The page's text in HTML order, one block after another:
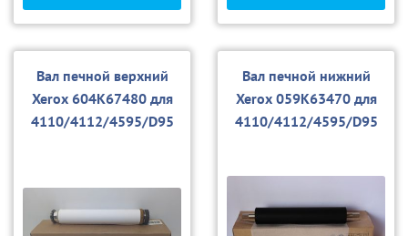
Вал печной верхний
Xerox 604K67480 для
4110/4112/4595/D95
Вал печной нижний
Xerox 059K63470 для
4110/4112/4595/D95